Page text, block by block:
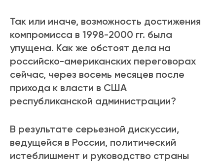
Так или иначе, возможность достижения
компромисса в 1998-2000 гг. была
упущена. Как же обстоят дела на
российско-американских переговорах
сейчас, через восемь месяцев после
прихода к власти в США
республиканской администрации?
В результате серьезной дискуссии,
ведущейся в России, политический
истеблишмент и руководство страны